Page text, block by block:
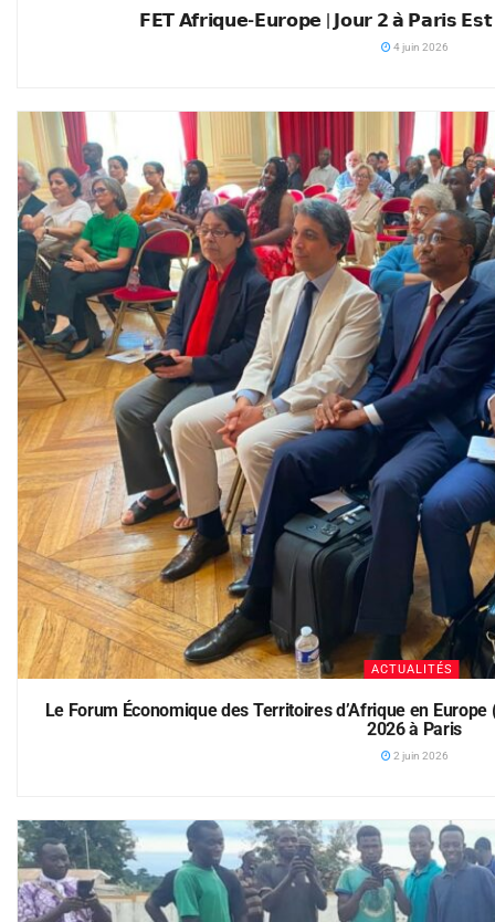
𝗙𝗘𝗧 𝗔𝗳𝗿𝗶𝗾𝘂𝗲-𝗘𝘂𝗿𝗼𝗽𝗲 | 𝗝𝗼𝘂𝗿 𝟮 𝗮̀ 𝗣𝗮𝗿𝗶𝘀
4 juin 2026
ACTUALITÉS
Le Forum Économique des Territoires d’Afrique en
2026 à Paris
2 juin 2026